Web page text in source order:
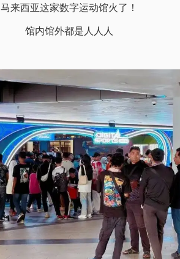
马来西亚这家数字运动馆火了！
馆内馆外都是人人人